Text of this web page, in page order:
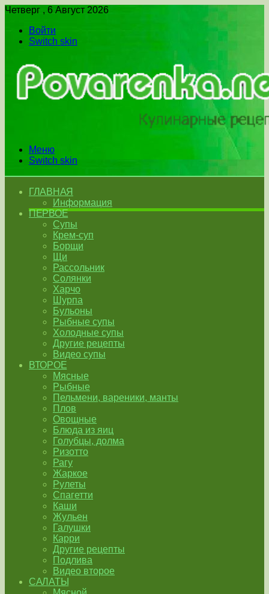
Четверг , 6 Август 2026
Войти
Switch skin
Меню
Switch skin
ГЛАВНАЯ
Информация
ПЕРВОЕ
Супы
Крем-суп
Борщи
Щи
Рассольник
Солянки
Харчо
Шурпа
Бульоны
Рыбные супы
Холодные супы
Другие рецепты
Видео супы
ВТОРОЕ
Мясные
Рыбные
Пельмени, вареники, манты
Плов
Овощные
Блюда из яиц
Голубцы, долма
Ризотто
Рагу
Жаркое
Рулеты
Спагетти
Каши
Жульен
Галушки
Карри
Другие рецепты
Подлива
Видео второе
САЛАТЫ